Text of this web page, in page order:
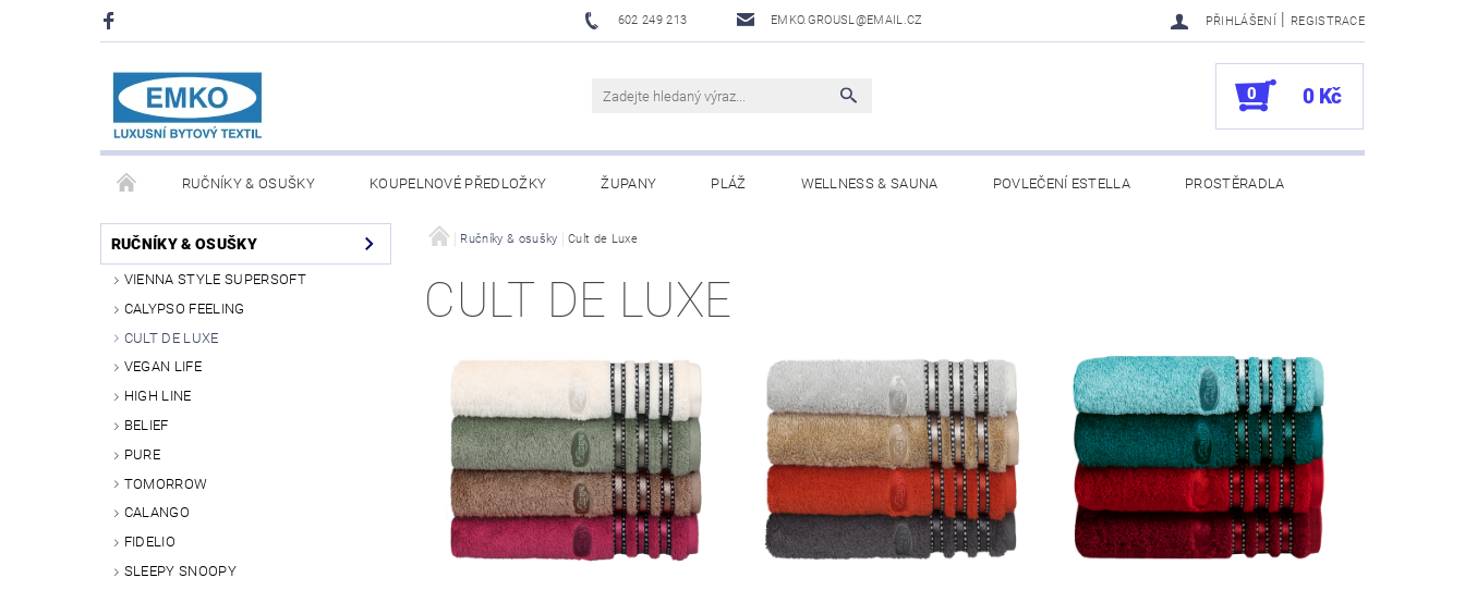
602 249 213 EMKO.GROUSL@EMAIL.CZ PŘIHLÁŠENÍ | REGISTRACE
0 0 Kč
RUČNÍKY & OSUŠKY KOUPELNOVÉ PŘEDLOŽKY ŽUPANY PLÁŽ WELLNESS & SAUNA POVLEČENÍ ESTELLA PROSTĚRADLA
PŘIKRÝVKY & POLŠTÁŘE DEKY A PLÉDY UBRUSY A UTĚRKY EKELUND
OBCHODNÍ PODMÍNKY NAPIŠTE NÁM
RUČNÍKY & OSUŠKY
VIENNA STYLE SUPERSOFT
CALYPSO FEELING
CULT DE LUXE
VEGAN LIFE
HIGH LINE
BELIEF
PURE
TOMORROW
CALANGO
FIDELIO
SLEEPY SNOOPY
Ručníky & osušky Cult de Luxe
CULT DE LUXE